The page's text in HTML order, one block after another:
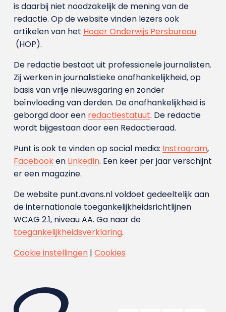
is daarbij niet noodzakelijk de mening van de
redactie. Op de website vinden lezers ook
artikelen van het Hoger Onderwijs Persbureau
(HOP).
De redactie bestaat uit professionele journalisten.
Zij werken in journalistieke onafhankelijkheid, op
basis van vrije nieuwsgaring en zonder
beïnvloeding van derden. De onafhankelijkheid is
geborgd door een redactiestatuut. De redactie
wordt bijgestaan door een Redactieraad.
Punt is ook te vinden op social media: Instragram,
Facebooken LinkedIn. Een keer per jaar verschijnt
er een magazine.
De website punt.avans.nl voldoet gedeeltelijk aan
de internationale toegankelijkheidsrichtlijnen
WCAG 2.1, niveau AA. Ga naar de
toegankelijkheidsverklaring.
Cookie instellingen| Cookies